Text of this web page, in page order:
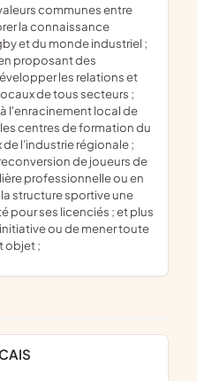
la connaissance
et du monde industriel ;
proposant des
les relations et
de tous secteurs ;
l'enracinement local de
centres de formation du
l'industrie régionale ;
de joueurs de
professionnelle ou en
structure sportive une
pour ses licenciés ; et plus
ou de mener toute
objet ;